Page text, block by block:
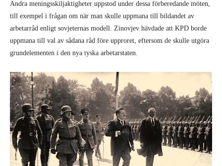
Andra meningsskiljaktigheter uppstod under dessa förberedande möten,
till exempel i frågan om när man skulle uppmana till bildandet av
arbetarråd enligt sovjeternas modell. Zinovjev hävdade att KPD borde
uppmana till val av sådana råd före upproret, eftersom de skulle utgöra
grundelementen i den nya tyska arbetarstaten.